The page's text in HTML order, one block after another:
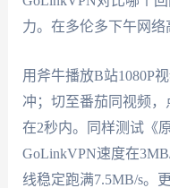
力。在多伦多下午网络
用斧牛播放B站1080P
冲；切至番茄同视频，
在2秒内。同样测试《
GoLinkVPN速度在
线稳定跑满7.5MB/s